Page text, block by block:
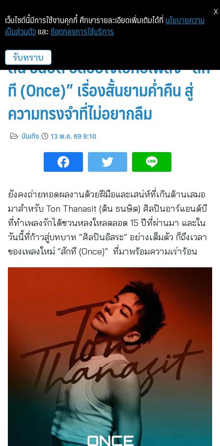
ถ้าเธอเป็นเสือ ฉันก็พร้อมเป็นเหยื่อ!
ต้น ธนษิต ปล่อยใจไปกับเพลง “สัก
ที (Once)” เรื่องสั้นยามค่ำคืน สู่
ความทรงจำที่ไม่อยากลืม
บันเทิง 13 พ.ค. 69 9:10
ยังคงถ่ายทอดผลงานด้วยฝีมือและเสน่ห์ที่เกินต้านเสมอ
มาสำหรับ Ton Thanasit (ต้น ธนษิต) ศิลปินอาร์แอนด์บี
ที่ทำเพลงรักได้ชวนหลงใหลตลอด 15 ปีที่ผ่านมา และใน
วันนี้ที่ก้าวสู่บทบาท “ศิลปินอิสระ” อย่างเต็มตัว ก็ถึงเวลา
ของเพลงใหม่ “สักที (Once)” ที่มาพร้อมความเร่าร้อน
เว็บไซต์นี้มีการใช้งานคุกกี้ ศึกษารายละเอียดเพิ่มเติมได้ที่ นโยบายความ
เป็นส่วนตัว และ ข้อตกลงการใช้บริการ
รับทราบ
X